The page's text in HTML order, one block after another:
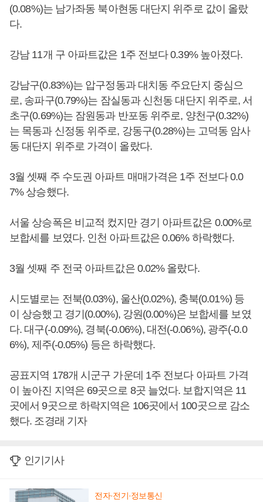
(0.08%)는 남가좌동 북아현동 대단지 위주로 값이 올랐
다.
강남 11개 구 아파트값은 1주 전보다 0.39% 높아졌다.
강남구(0.83%)는 압구정동과 대치동 주요단지 중심으
로, 송파구(0.79%)는 잠실동과 신천동 대단지 위주로, 서
초구(0.69%)는 잠원동과 반포동 위주로, 양천구(0.32%)
는 목동과 신정동 위주로, 강동구(0.28%)는 고덕동 암사
동 대단지 위주로 가격이 올랐다.
3월 셋째 주 수도권 아파트 매매가격은 1주 전보다 0.0
7% 상승했다.
서울 상승폭은 비교적 컸지만 경기 아파트값은 0.00%로
보합세를 보였다. 인천 아파트값은 0.06% 하락했다.
3월 셋째 주 전국 아파트값은 0.02% 올랐다.
시도별로는 전북(0.03%), 울산(0.02%), 충북(0.01%) 등
이 상승했고 경기(0.00%), 강원(0.00%)은 보합세를 보였
다. 대구(-0.09%), 경북(-0.06%), 대전(-0.06%), 광주(-0.0
6%), 제주(-0.05%) 등은 하락했다.
공표지역 178개 시군구 가운데 1주 전보다 아파트 가격
이 높아진 지역은 69곳으로 8곳 늘었다. 보합지역은 11
곳에서 9곳으로 하락지역은 106곳에서 100곳으로 감소
했다. 조경래 기자
인기기사
전자·전기·정보통신